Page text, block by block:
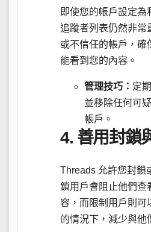
即使您的帳戶設定為
追蹤者列表仍然非常
或不信任的帳戶，確
能看到您的內容。
管理技巧： 定
並移除任何可
帳戶。
4. 善用封鎖
Threads 允許您封鎖
鎖用戶會阻止他們查
容，而限制用戶則可
的情況下，減少與他